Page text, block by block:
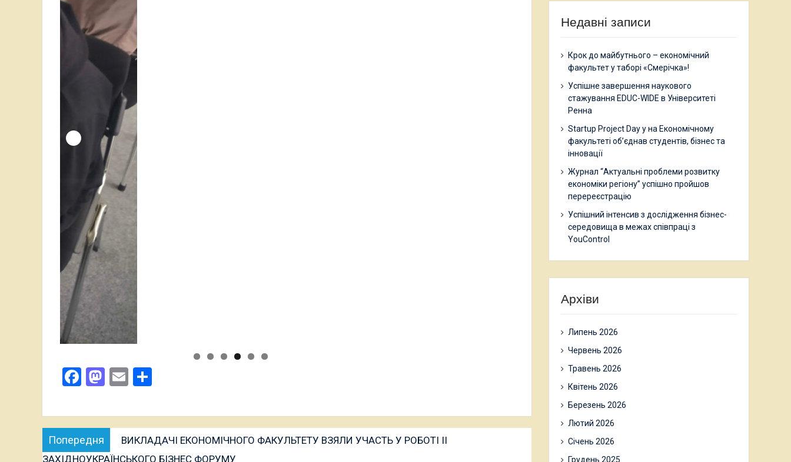
Facebook
Mastodon
Email
Навігація
записів
Попередня
публікація:
ВИКЛАДАЧІ ЕКОНОМІЧНОГО ФАКУЛЬТЕТУ ВЗЯЛИ УЧАСТЬ У РОБОТІ ІІ
ЗАХІДНОУКРАЇНСЬКОГО БІЗНЕС ФОРУМУ
Недавні записи
Крок до майбутнього – економічний
факультет у таборі «Смерічка»!
Успішне завершення наукового
стажування EDUC-WIDE в Університеті
Ренна
Startup Project Day у на Економічному
факультеті об’єднав студентів, бізнес та
інновації
Журнал “Актуальні проблеми розвитку
економіки регіону” успішно пройшов
перереєстрацію
Успішний інтенсив з дослідження бізнес-
середовища в межах співпраці з
YouControl
Архіви
Липень 2026
Червень 2026
Травень 2026
Квітень 2026
Березень 2026
Лютий 2026
Січень 2026
Грудень 2025